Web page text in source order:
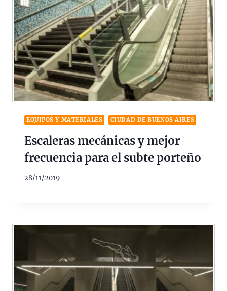
EQUIPOS Y MATERIALES CIUDAD DE BUENOS AIRES
Escaleras mecánicas y mejor
frecuencia para el subte porteño
28/11/2019